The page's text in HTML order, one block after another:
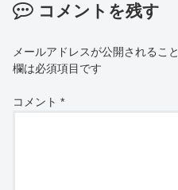
コメントを残す
メールアドレスが公開されるこ
欄は必須項目です
コメント*